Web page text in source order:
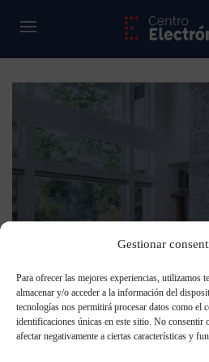
Gestionar
Para ofrecer las mejores experiencias, utilizamos
almacenar y/o acceder a la información del
tecnologías nos permitirá procesar datos como el
identificaciones únicas en este sitio. No consentir
afectar negativamente a ciertas características y